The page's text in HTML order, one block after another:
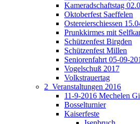
Kameradschaftstag
Oktoberfest Saeffelen
Ostereierschiessen
Prunkkirmes mit
Schützenfest Birgden
Schützenfest Millen
Seniorenfahrt 05-09-
Vogelschuß 2017
Volkstrauertag
2_Veranstaltungen 2016
11-9-2016 Mechelen
Bosselturnier
Kaiserfeste